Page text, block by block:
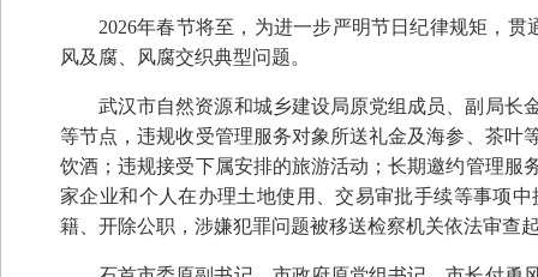
2026年春节将至，为进一步严明节日纪律规矩，
风及腐、风腐交织典型问题。
武汉市自然资源和城乡建设局原党组成员、副局长
等节点，违规收受管理服务对象所送礼金及海参、茶叶
饮酒；违规接受下属安排的旅游活动；长期邀约管理服
家企业和个人在办理土地使用、交易审批手续等事项
籍、开除公职，涉嫌犯罪问题被移送检察机关依法审查